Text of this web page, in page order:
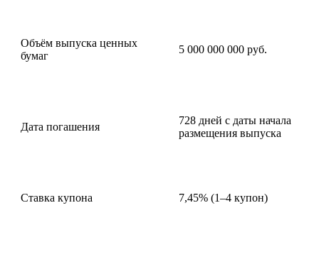
Объём выпуска ценных
бумаг
5 000 000 000 руб.
Дата погашения
728 дней с даты начала
размещения выпуска
Ставка купона 7,45% (1–4 купон)